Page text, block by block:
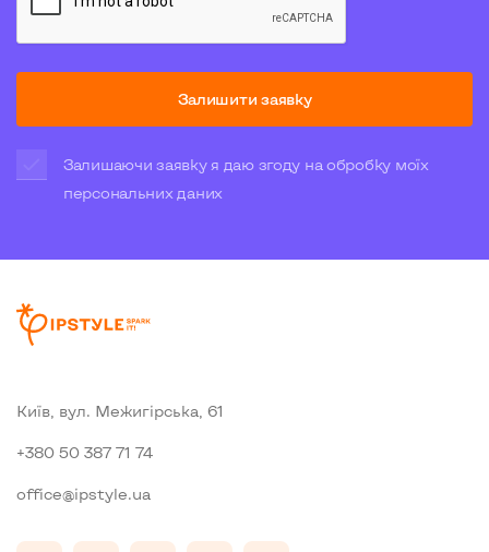
Залишити заявку
Залишаючи заявку я даю згоду на обробку моїх
персональних даних
Київ, вул. Межигiрська, 61
+380 50 387 71 74
office@ipstyle.ua